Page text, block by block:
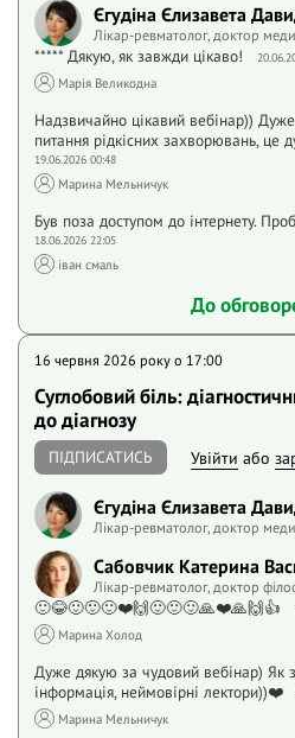
Єгудіна Єлизавета
Лікар-ревматолог, доктор
***** Дякую, як завжди цікаво!
Марія Великодна
Надзвичайно цікавий вебінар))
питання рідкісних захворювань,
19.06.2026 00:48
Марина Мельничук
Був поза доступом до інтернету.
18.06.2026 22:05
іван смаль
До
16 червня 2026 року o 17:00
Суглобовий біль:
до діагнозу
ПІДПИСАТИСЬ Увійти або
Єгудіна Єлизавета
Лікар-ревматолог, доктор
Сабовчик Катерина
Лікар-ревматолог, доктор
🙂😂🙂🙂🙂❤️🙌🙂🙂🙂🙏❤️🙏🙌👍
Марина Холод
Дуже дякую за чудовий вебінар) Як
інформація, неймовірні лектори))❤️
Марина Мельничук